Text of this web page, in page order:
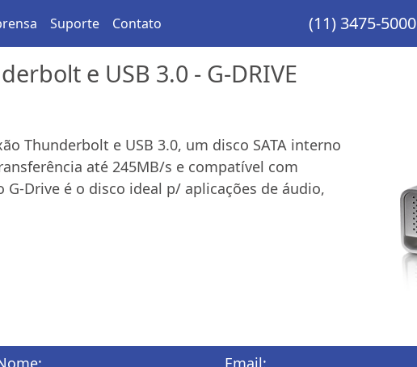
Suporte Contato (11) 3475-5000
e USB 3.0 - G-DRIVE
Thunderbolt e USB 3.0, um disco SATA interno
até 245MB/s e compatível com
G-Drive é o disco ideal p/ aplicações de áudio,
Email: